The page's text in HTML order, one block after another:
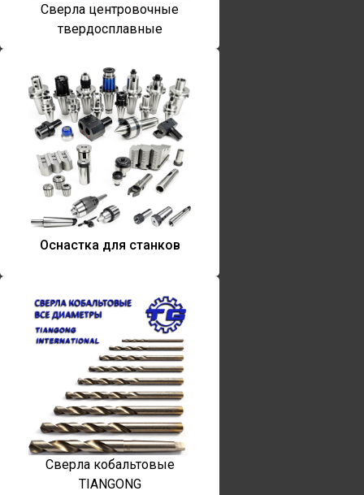
Сверла центровочные
твердосплавные
Оснастка для станков
Сверла кобальтовые
TIANGONG